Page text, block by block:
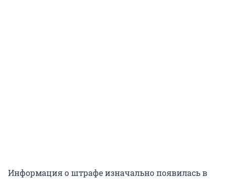
Информация о штрафе изначально появилась в